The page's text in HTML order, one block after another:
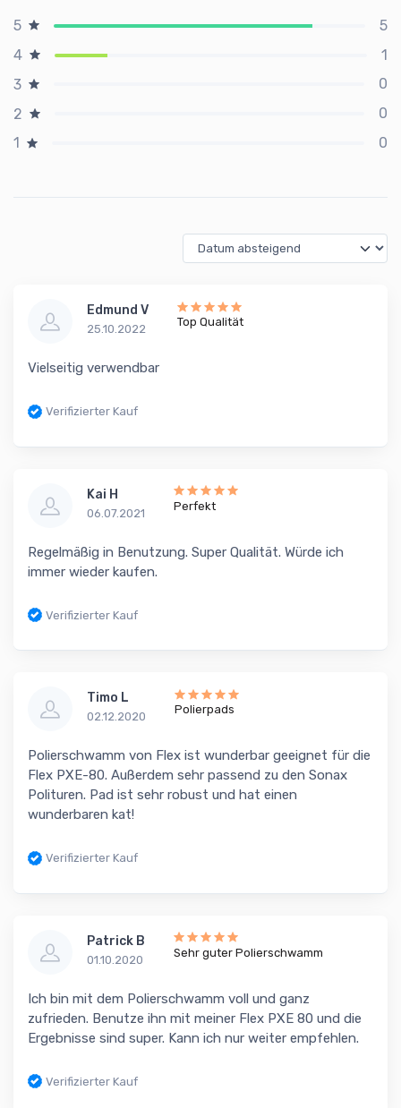
5
5
4
1
3
0
2
0
1
0
Edmund V
25.10.2022
Top Qualität
Vielseitig verwendbar
Verifizierter Kauf
Kai H
06.07.2021
Perfekt
Regelmäßig in Benutzung. Super Qualität. Würde ich
immer wieder kaufen.
Verifizierter Kauf
Timo L
02.12.2020
Polierpads
Polierschwamm von Flex ist wunderbar geeignet für die
Flex PXE-80. Außerdem sehr passend zu den Sonax
Polituren. Pad ist sehr robust und hat einen
wunderbaren kat!
Verifizierter Kauf
Patrick B
01.10.2020
Sehr guter Polierschwamm
Ich bin mit dem Polierschwamm voll und ganz
zufrieden. Benutze ihn mit meiner Flex PXE 80 und die
Ergebnisse sind super. Kann ich nur weiter empfehlen.
Verifizierter Kauf